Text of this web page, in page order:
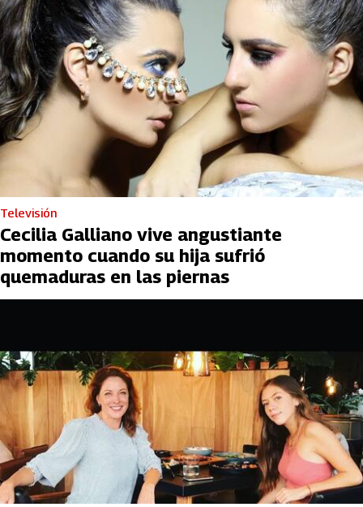
Televisión
Cecilia Galliano vive angustiante
momento cuando su hija sufrió
quemaduras en las piernas